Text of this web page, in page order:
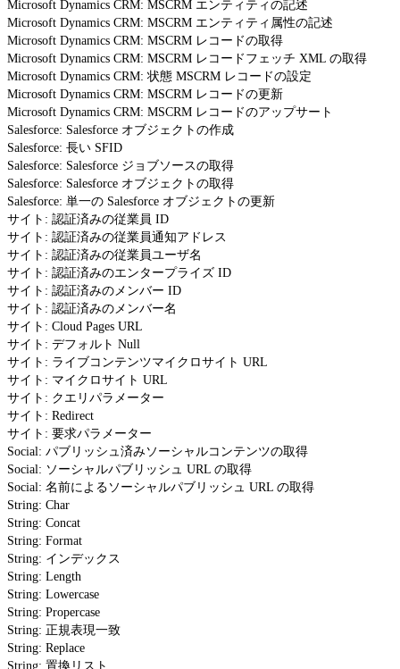
Microsoft Dynamics CRM: MSCRM エンティティの記述
Microsoft Dynamics CRM: MSCRM エンティティ属性の記述
Microsoft Dynamics CRM: MSCRM レコードの取得
Microsoft Dynamics CRM: MSCRM レコードフェッチ XML の取得
Microsoft Dynamics CRM: 状態 MSCRM レコードの設定
Microsoft Dynamics CRM: MSCRM レコードの更新
Microsoft Dynamics CRM: MSCRM レコードのアップサート
Salesforce: Salesforce オブジェクトの作成
Salesforce: 長い SFID
Salesforce: Salesforce ジョブソースの取得
Salesforce: Salesforce オブジェクトの取得
Salesforce: 単一の Salesforce オブジェクトの更新
サイト: 認証済みの従業員 ID
サイト: 認証済みの従業員通知アドレス
サイト: 認証済みの従業員ユーザ名
サイト: 認証済みのエンタープライズ ID
サイト: 認証済みのメンバー ID
サイト: 認証済みのメンバー名
サイト: Cloud Pages URL
サイト: デフォルト Null
サイト: ライブコンテンツマイクロサイト URL
サイト: マイクロサイト URL
サイト: クエリパラメーター
サイト: Redirect
サイト: 要求パラメーター
Social: パブリッシュ済みソーシャルコンテンツの取得
Social: ソーシャルパブリッシュ URL の取得
Social: 名前によるソーシャルパブリッシュ URL の取得
String: Char
String: Concat
String: Format
String: インデックス
String: Length
String: Lowercase
String: Propercase
String: 正規表現一致
String: Replace
String: 置換リスト